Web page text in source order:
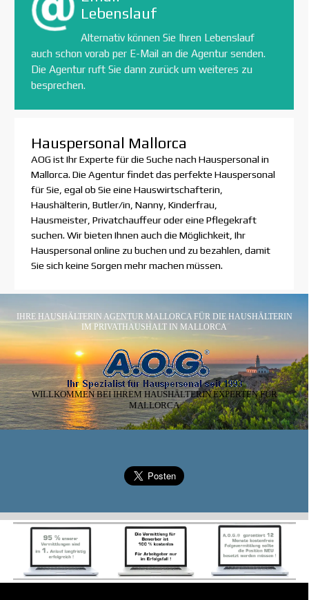
Lebenslauf
Alternativ können Sie Ihren Lebenslauf
auch schon vorab per E-Mail an die Agentur senden.
Die Agentur ruft Sie dann zurück um weiteres zu
besprechen.
Hauspersonal Mallorca
AOG ist Ihr Experte für die Suche nach Hauspersonal in
Mallorca. Die Agentur findet das perfekte Hauspersonal
für Sie, egal ob Sie eine Hauswirtschafterin,
Haushälterin, Butler/in, Nanny, Kinderfrau,
Hausmeister, Privatchauffeur oder eine Pflegekraft
suchen. Wir bieten Ihnen auch die Möglichkeit, Ihr
Hauspersonal online zu buchen und zu bezahlen, damit
Sie sich keine Sorgen mehr machen müssen.
IHRE HAUSHÄLTERIN AGENTUR MALLORCA FÜR DIE HAUSHÄLTERIN
IM PRIVATHAUSHALT IN MALLORCA
WILLKOMMEN BEI IHREM HAUSHÄLTERIN EXPERTEN FÜR
MALLORCA